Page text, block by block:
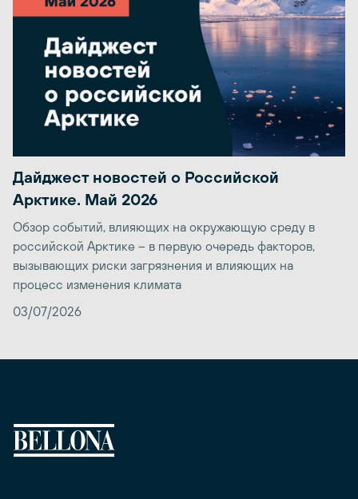
Дайджест новостей о Российской
Арктике. Май 2026
Обзор событий, влияющих на окружающую среду в
российской Арктике – в первую очередь факторов,
вызывающих риски загрязнения и влияющих на
процесс изменения климата
03/07/2026